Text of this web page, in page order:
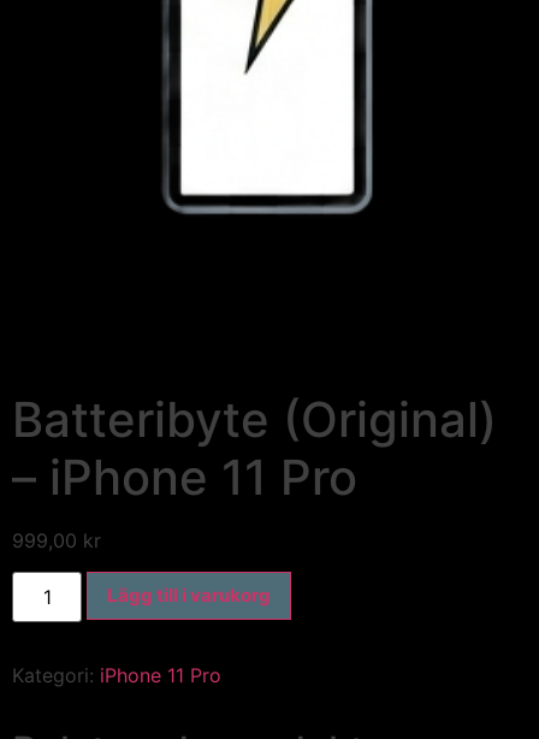
Batteribyte (Original)
– iPhone 11 Pro
999,00 kr
Lägg till i varukorg
Kategori: iPhone 11 Pro